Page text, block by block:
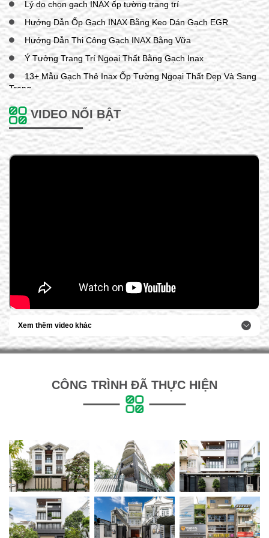
Lý do chọn gạch INAX ốp tường trang trí
Hướng Dẫn Ốp Gạch INAX Bằng Keo Dán Gạch EGR
Hướng Dẫn Thi Công Gạch INAX Bằng Vữa
Ý Tưởng Trang Trí Ngoại Thất Bằng Gạch Inax
13+ Mẫu Gạch Thẻ Inax Ốp Tường Ngoại Thất Đẹp Và Sang
Trọng
Giới Thiệu Về Gạch INAX TakeBorder
Giới thiệu về gạch INAX Wavy Mosaic
Giới Thiệu Về Gạch INAX Ceraborder
VIDEO NỔI BẬT
CÔNG TRÌNH ĐÃ THỰC HIỆN